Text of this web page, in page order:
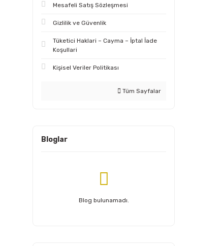
Mesafeli Satış Sözleşmesi
Gizlilik ve Güvenlik
Tüketici Haklari – Cayma – İptal İade
Koşullari
Kişisel Veriler Politikası
Tüm Sayfalar
Bloglar
Blog bulunamadı.